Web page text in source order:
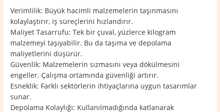
Verimlilik: Büyük hacimli malzemelerin taşınmasını
kolaylaştırır, iş süreçlerini hızlandırır.
Maliyet Tasarrufu: Tek bir çuval, yüzlerce kilogram
malzemeyi taşıyabilir. Bu da taşıma ve depolama
maliyetlerini düşürür.
Güvenlik: Malzemelerin sızmasını veya dökülmesini
engeller. Çalışma ortamında güvenliği artırır.
Esneklik: Farklı sektörlerin ihtiyaçlarına uygun tasarımlar
sunar.
Depolama Kolaylığı: Kullanılmadığında katlanarak